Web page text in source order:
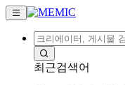
최근검색어